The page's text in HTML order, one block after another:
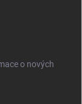
o nových